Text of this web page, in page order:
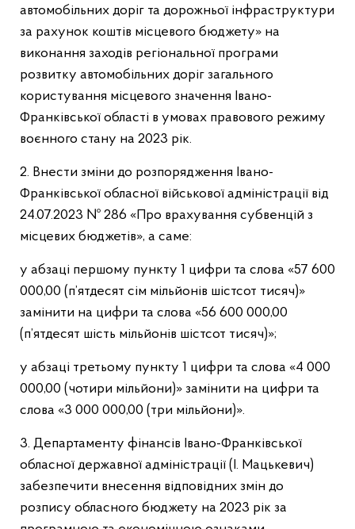
автомобільних доріг та дорожньої інфраструктури
за рахунок коштів місцевого бюджету» на
виконання заходів регіональної програми
розвитку автомобільних доріг загального
користування місцевого значення Івано-
Франківської області в умовах правового режиму
воєнного стану на 2023 рік.
2. Внести зміни до розпорядження Івано-
Франківської обласної військової адміністрації від
24.07.2023 № 286 «Про врахування субвенцій з
місцевих бюджетів», а саме:
у абзаці першому пункту 1 цифри та слова «57 600
000,00 (п’ятдесят сім мільйонів шістсот тисяч)»
замінити на цифри та слова «56 600 000,00
(п’ятдесят шість мільйонів шістсот тисяч)»;
у абзаці третьому пункту 1 цифри та слова «4 000
000,00 (чотири мільйони)» замінити на цифри та
слова «3 000 000,00 (три мільйони)».
3. Департаменту фінансів Івано-Франківської
обласної державної адміністрації (І. Мацькевич)
забезпечити внесення відповідних змін до
розпису обласного бюджету на 2023 рік за